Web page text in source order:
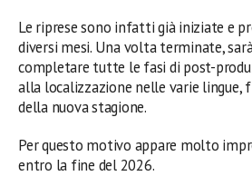
Le riprese sono infatti già iniziate e
diversi mesi. Una volta terminate,
completare tutte le fasi di post-
alla localizzazione nelle varie lingue,
della nuova stagione.
Per questo motivo appare molto
entro la fine del 2026.